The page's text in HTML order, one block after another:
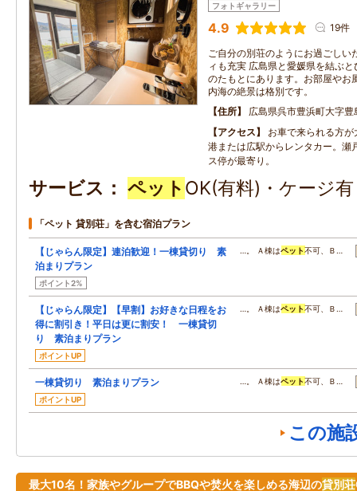
フォトギャラリー
4.9 19件
ご自分の別荘のようにお過ごし
ィも充実 広島県と愛媛県を結ぶ
のたもとにあります。お部屋やお
内海の絶景は格別です。
住所
広島県呉市豊浜町大字豊
アクセス
お車で来られる方
港または広駅からレンタカー。瀬
ス停が最寄り。
サービス ペット OK(有料)・ケージ
「ペット 貸別荘」を含む宿泊プラン
【じゃらん限定】連泊歓迎！一棟貸切り 素
泊まりプラン
ポイント2%
…。 Ａ棟はペット不可、Ｂ…
【じゃらん限定】【早割】お好きな日程をお
得に割引き！平日は更に割安！ 一棟貸切
り 素泊まりプラン
ポイントUP
…。 Ａ棟はペット不可、Ｂ…
一棟貸切り 素泊まりプラン
ポイントUP
…。 Ａ棟はペット不可、Ｂ…
この施
最大10名！家族やグループでBBQや焚火を楽しめる海辺の貸別荘